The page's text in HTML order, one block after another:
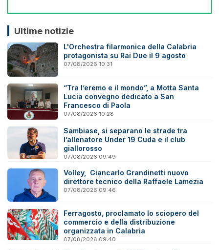
Ultime notizie
L'Orchestra filarmonica della Calabria
protagonista su Rai Due il 9 agosto
07/08/2026 10:31
“Tra l’eremo e il mondo”, a Motta Santa
Lucia convegno dedicato a San
Francesco di Paola
07/08/2026 10:28
Sambiase, si separano le strade tra
l’allenatore Under 19 Cuda e il club
giallorosso
07/08/2026 09:49
Volley, Giancarlo Grandinetti nuovo
direttore tecnico della Raffaele Lamezia
07/08/2026 09:46
Ferragosto, proclamato lo sciopero del
commercio e della distribuzione
organizzata in Calabria
07/08/2026 09:40